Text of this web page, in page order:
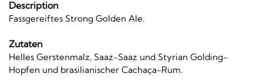
Description
Fassgereiftes Strong Golden Ale.
Zutaten
Helles Gerstenmalz, Saaz-Saaz und Styrian Golding-
Hopfen und brasilianischer Cachaça-Rum.